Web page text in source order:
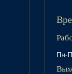
Пн-